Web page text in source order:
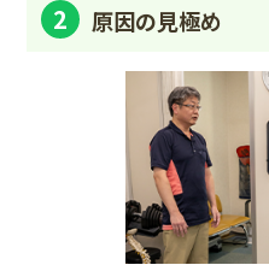
2 原因の見極め